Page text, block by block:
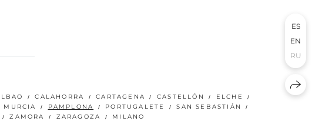
CALAHORRA CARTAGENA CASTELLÓN
ELCHE
MURCIA PAMPLONA PORTUGALETE
SAN SEBASTIÁN
ZAMORA ZARAGOZA MILANO
ES
EN
RU